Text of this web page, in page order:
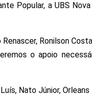
Popular, a UBS
Ronilson
o apoio
Nato Júnior,